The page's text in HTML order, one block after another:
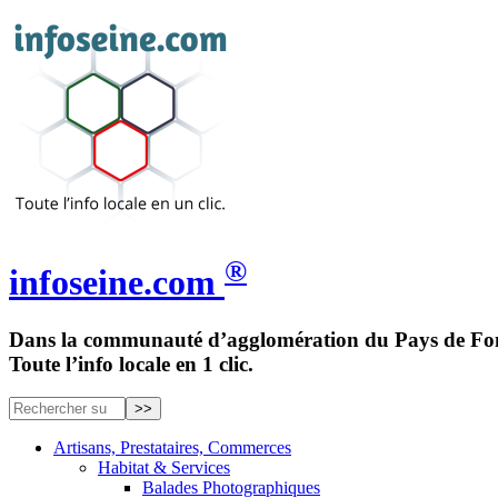
infoseine.com ®
Dans la communauté d’agglomération du Pays de
Toute l’info locale en 1 clic.
Artisans, Prestataires, Commerces
Habitat & Services
Balades Photographiques